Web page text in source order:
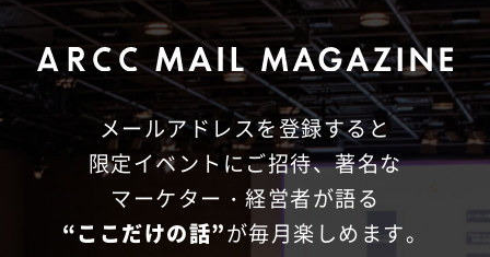
メールアドレスを登録すると
限定イベントにご招待、著名な
マーケター・経営者が語る
“ここだけの話”が毎月楽しめます。